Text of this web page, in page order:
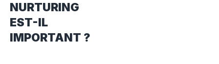
NURTURING
EST-IL
IMPORTANT ?